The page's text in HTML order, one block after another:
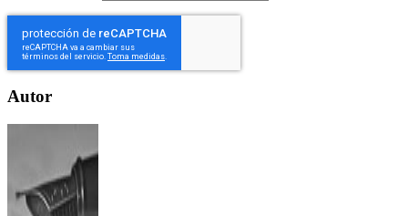
Autor